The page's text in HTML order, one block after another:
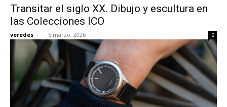
Transitar el siglo XX. Dibujo y escultura en
las Colecciones ICO
veredes - 5 marzo, 2026 0